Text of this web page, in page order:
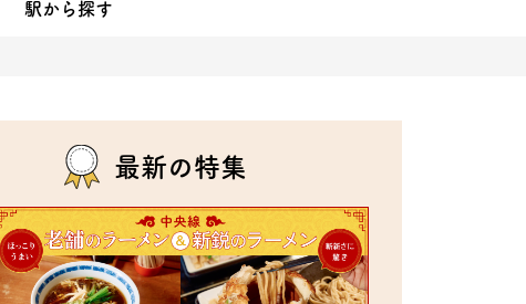
駅から探す
最新の特集